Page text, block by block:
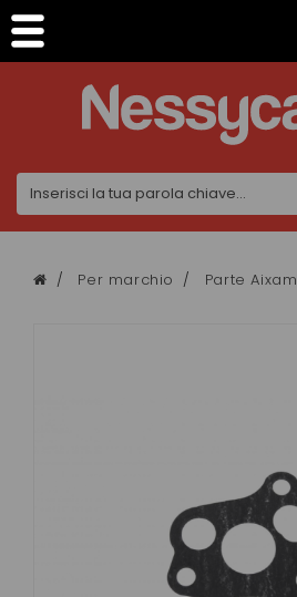
Per marchio Parte Aixam
Pannello di gestione dei cookies